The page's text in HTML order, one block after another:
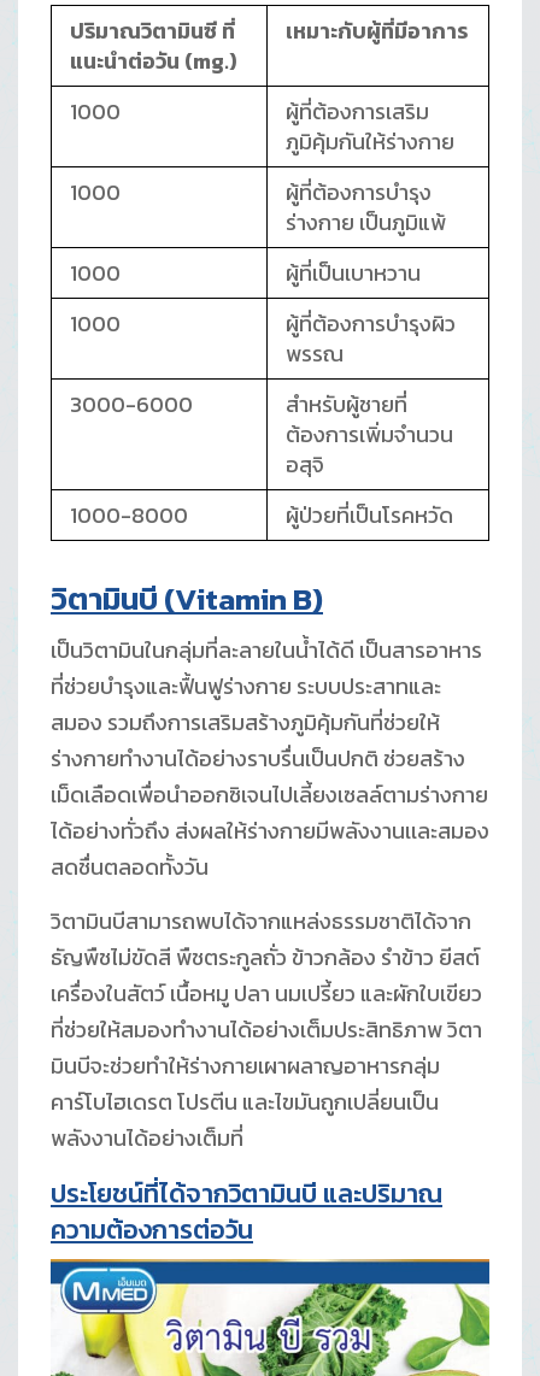
ปริมาณวิตามินซี ที่
แนะนำต่อวัน (mg.)
เหมาะกับผู้ที่มีอาการ
1000
ผู้ที่ต้องการเสริม
ภูมิคุ้มกันให้ร่างกาย
1000
ผู้ที่ต้องการบำรุง
ร่างกาย เป็นภูมิแพ้
1000
ผู้ที่เป็นเบาหวาน
1000
ผู้ที่ต้องการบำรุงผิว
พรรณ
3000-6000
สำหรับผู้ชายที่
ต้องการเพิ่มจำนวน
อสุจิ
1000-8000
ผู้ป่วยที่เป็นโรคหวัด
วิตามินบี (Vitamin B)
เป็นวิตามินในกลุ่มที่ละลายในน้ำได้ดี เป็นสารอาหาร
ที่ช่วยบำรุงและฟื้นฟูร่างกาย ระบบประสาทและ
สมอง รวมถึงการเสริมสร้างภูมิคุ้มกันที่ช่วยให้
ร่างกายทำงานได้อย่างราบรื่นเป็นปกติ ช่วยสร้าง
เม็ดเลือดเพื่อนำออกซิเจนไปเลี้ยงเซลล์ตามร่างกาย
ได้อย่างทั่วถึง ส่งผลให้ร่างกายมีพลังงานเเละสมอง
สดชื่นตลอดทั้งวัน
วิตามินบีสามารถพบได้จากแหล่งธรรมชาติได้จาก
ธัญพืชไม่ขัดสี พืชตระกูลถั่ว ข้าวกล้อง รำข้าว ยีสต์
เครื่องในสัตว์ เนื้อหมู ปลา นมเปรี้ยว และผักใบเขียว
ที่ช่วยให้สมองทำงานได้อย่างเต็มประสิทธิภาพ วิตา
มินบีจะช่วยทำให้ร่างกายเผาผลาญอาหารกลุ่ม
คาร์โบไฮเดรต โปรตีน และไขมันถูกเปลี่ยนเป็น
พลังงานได้อย่างเต็มที่
ประโยชน์ที่ได้จากวิตามินบี และปริมาณ
ความต้องการต่อวัน